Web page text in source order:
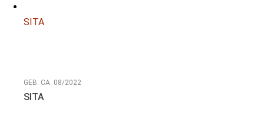
SITA
GEB. CA. 08/2022
SITA